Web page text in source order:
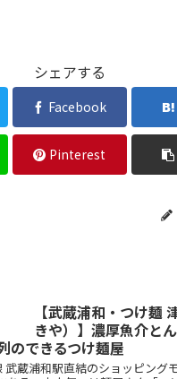
シェアする
Facebook
Pinterest
【武蔵浦和・つけ麺
きや）】濃厚魚介と
のできるつけ麺屋
武蔵浦和駅直結のショッピング